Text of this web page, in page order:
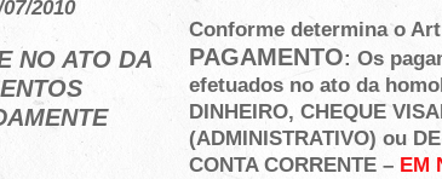
2010
NO ATO DA
Conforme determina o
PAGAMENTO: Os
efetuados no ato da
DINHEIRO, CHEQUE
(ADMINISTRATIVO) ou
CONTA CORRENTE – EM